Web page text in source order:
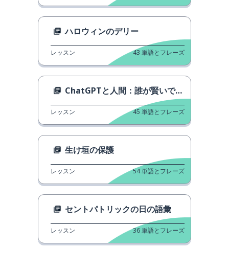
ハロウィンのデリー
レッスン 43 単語とフレーズ
ChatGPTと人間：誰が賢いですか？
レッスン 45 単語とフレーズ
生け垣の保護
レッスン 54単語とフレーズ
セントパトリックの日の語彙
レッスン 36単語とフレーズ